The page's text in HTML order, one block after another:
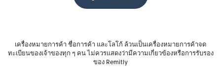
เครื่องหมายการค้า ชื่อการค้า และโลโก้ ล้วนเป็นเครื่องหมายการค้าจด
ทะเบียนของเจ้าของทุก ๆ คน ไม่ควรแสดงว่ามีความเกี่ยวข้องหรือการรับรอง
ของ Remitly